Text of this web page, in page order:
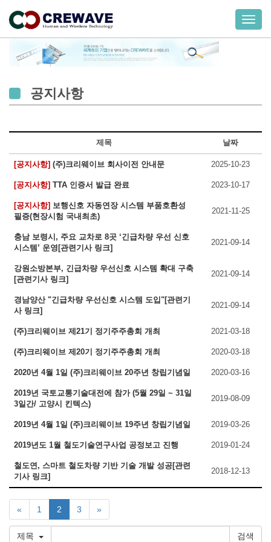
T
n
v
g
t
o
공지사항
제목 날짜
[공지사항] (주)크리웨이브 회사이전 안내문 2025-10-23
[공지사항] TTA 인증서 발급 완료 2023-10-17
[공지사항] 보행신호 자동연장 시스템 부품호환성
필증(현장시험 국내최초)
2021-11-25
충남 보령시, 주요 교차로 8곳 ‘긴급차량 우선 신호
시스템’ 운영[관련기사 링크]
2021-09-14
강원소방본부, 긴급차량 우선신호 시스템 확대 구축
[관련기사 링크]
2021-09-14
경남양산 "긴급차량 우선신호 시스템 도입"[관련기
사 링크]
2021-09-14
(주)크리웨이브 제21기 정기주주총회 개최 2021-03-18
(주)크리웨이브 제20기 정기주주총회 개최 2020-03-18
2020년 4월 1일 (주)크리웨이브 20주년 창립기념일 2020-03-16
2019년 국토교통기술대전에 참가 (5월 29일 ~ 31일
3일간/ 고양시 킨텍스)
2019-08-09
2019년 4월 1일 (주)크리웨이브 19주년 창립기념일 2019-03-26
2019년도 1월 철도기술연구사업 공정보고 진행 2019-01-24
철도연, 스마트 철도차량 기반 기술 개발 성공[관련
기사 링크]
2018-12-13
« 1 2 3 »
제목